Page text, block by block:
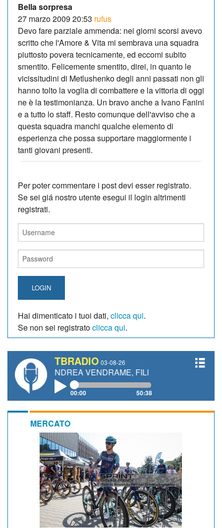
Bella sorpresa
27 marzo 2009 20:53 rufus
Devo fare parziale ammenda: nei giorni scorsi avevo
scritto che l'Amore & Vita mi sembrava una squadra
piuttosto povera tecnicamente, ed eccomi subito
smentito. Felicemente smentito, direi, in quanto le
vicissitudini di Metlushenko degli anni passati non gli
hanno tolto la voglia di combattere e la vittoria di oggi
ne è la testimonianza. Un bravo anche a Ivano Fanini
e a tutto lo staff. Resto comunque dell'avviso che a
questa squadra manchi qualche elemento di
esperienza che possa supportare maggiormente i
tanti giovani presenti.
Per poter commentare i post devi esser registrato.
Se sei giá nostro utente esegui il login altrimenti
registrati.
LOGIN
Hai dimenticato i tuoi dati, clicca qui.
Se non sei registratoclicca qui.
TBRADIO 03-08-26
ANDREA VENDRAME, FILIPPO FIORELLI
00:00 50:38
MERCATO